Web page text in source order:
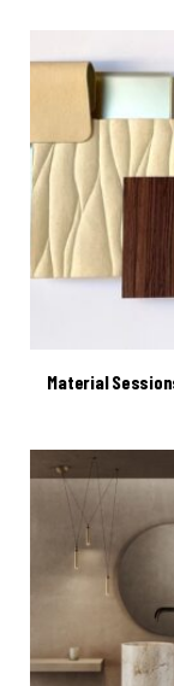
Material